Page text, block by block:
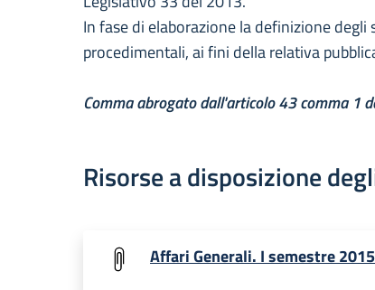
In fase di elaborazione la definizione
procedimentali, ai fini della relativa
Comma abrogato dall'articolo 43 comma 1
Risorse a disposizione
Affari Generali. I semestre